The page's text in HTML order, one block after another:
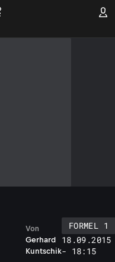
Gerhard
Kuntschik
Von
FORMEL 1
18.09.2015
- 18:15